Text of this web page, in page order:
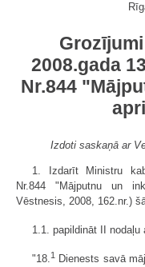
2008.gada
Nr.844
Izdoti saskaņā ar
1. Izdarīt Ministru
Nr.844 "Mājputnu un
Vēstnesis, 2008, 162.nr.)
1.1. papildināt II nodaļu
"18.1
Dienests savā